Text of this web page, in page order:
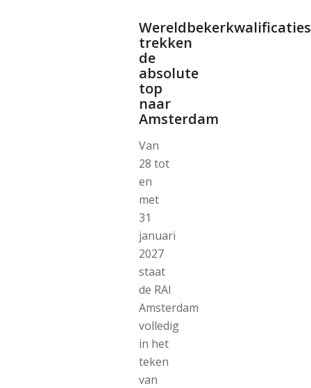
Wereldbekerkwalificaties
trekken
de
absolute
top
naar
Amsterdam
Van
28 tot
en
met
31
januari
2027
staat
de RAI
Amsterdam
volledig
in het
teken
van